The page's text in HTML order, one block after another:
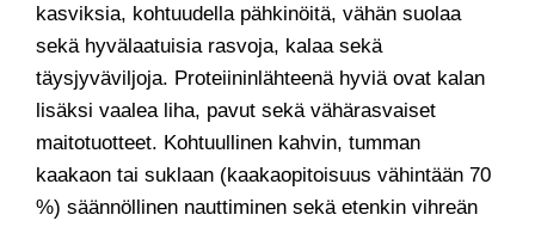
kasviksia, kohtuudella pähkinöitä, vähän suolaa
sekä hyvälaatuisia rasvoja, kalaa sekä
täysjyväviljoja. Proteiininlähteenä hyviä ovat kalan
lisäksi vaalea liha, pavut sekä vähärasvaiset
maitotuotteet. Kohtuullinen kahvin, tumman
kaakaon tai suklaan (kaakaopitoisuus vähintään 70
%) säännöllinen nauttiminen sekä etenkin vihreän